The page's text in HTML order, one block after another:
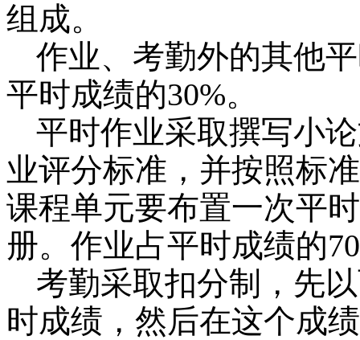
组成。
作业、考勤外的其他
平时成绩的30%。
平时作业采取撰写小
业评分标准，并按照标
课程单元要布置一次平
册。作业占平时成绩的
考勤采取扣分制，先
时成绩，然后在这个成